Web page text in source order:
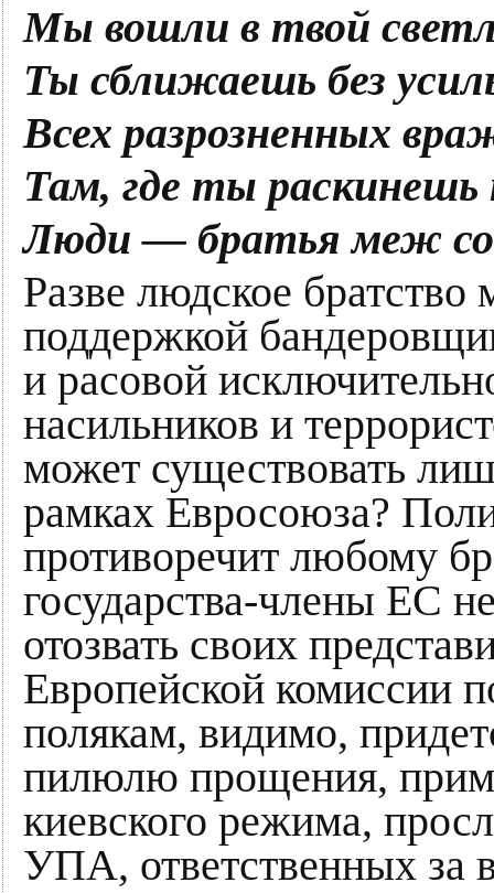
Мы вошли в твой
Ты сближаешь без
Всех разрозненных
Там, где ты раскинешь
Люди — братья меж
Разве людское
поддержкой
и расовой
насильников и
может существовать
рамках Евросоюза?
противоречит любому
государства-члены ЕС
отозвать своих
Европейской комиссии
полякам, видимо,
пилюлю прощения,
киевского режима,
УПА, ответственных за